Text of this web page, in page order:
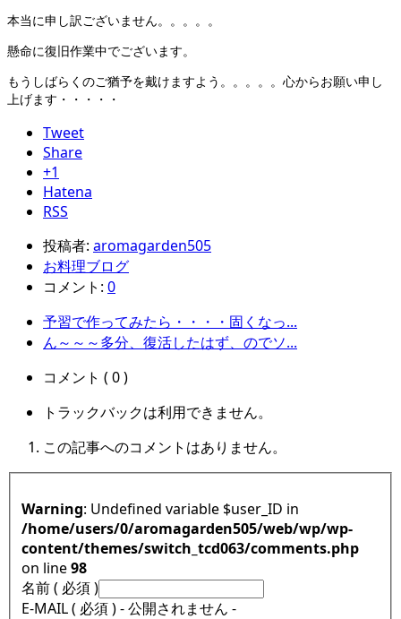
本当に申し訳ございません。。。。。
懸命に復旧作業中でございます。
もうしばらくのご猶予を戴けますよう。。。。。心からお願い申し
上げます・・・・・
Tweet
Share
+1
Hatena
RSS
投稿者: aromagarden505
お料理ブログ
コメント: 0
予習で作ってみたら・・・・固くなっ...
ん～～～多分、復活したはず、のでソ...
コメント ( 0 )
トラックバックは利用できません。
この記事へのコメントはありません。
Warning : Undefined variable $user_ID in
/home/users/0/aromagarden505/web/wp/wp-
content/themes/switch_tcd063/comments.php
on line98
名前 ( 必須 )
E-MAIL ( 必須 ) - 公開されません -